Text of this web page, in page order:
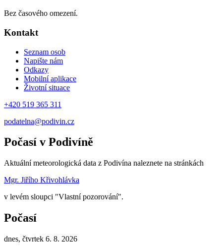
Bez časového omezení.
Kontakt
Seznam osob
Napište nám
Odkazy
Mobilní aplikace
Životní situace
+420 519 365 311
podatelna@podivin.cz
Počasí v Podivíně
Aktuální meteorologická data z Podivína naleznete na stránkách
Mgr. Jiřího Křivohlávka
v levém sloupci "Vlastní pozorování".
Počasí
dnes, čtvrtek 6. 8. 2026